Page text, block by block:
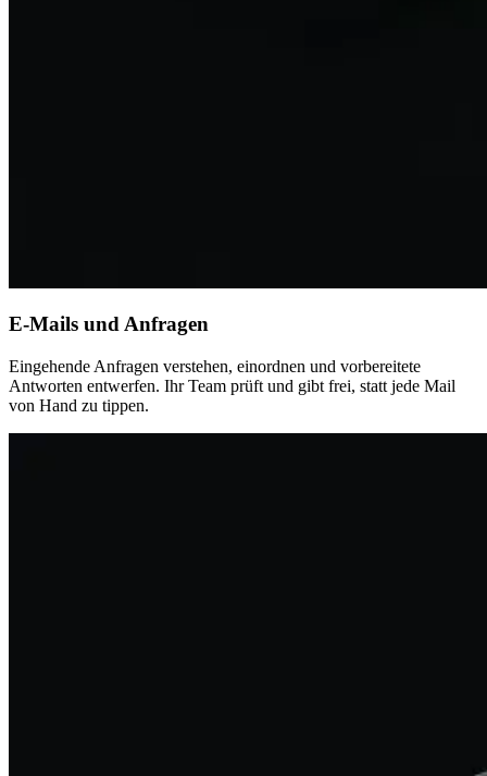
E-Mails und Anfragen
Eingehende Anfragen verstehen, einordnen und vorbereitete
Antworten entwerfen. Ihr Team prüft und gibt frei, statt jede Mail
von Hand zu tippen.